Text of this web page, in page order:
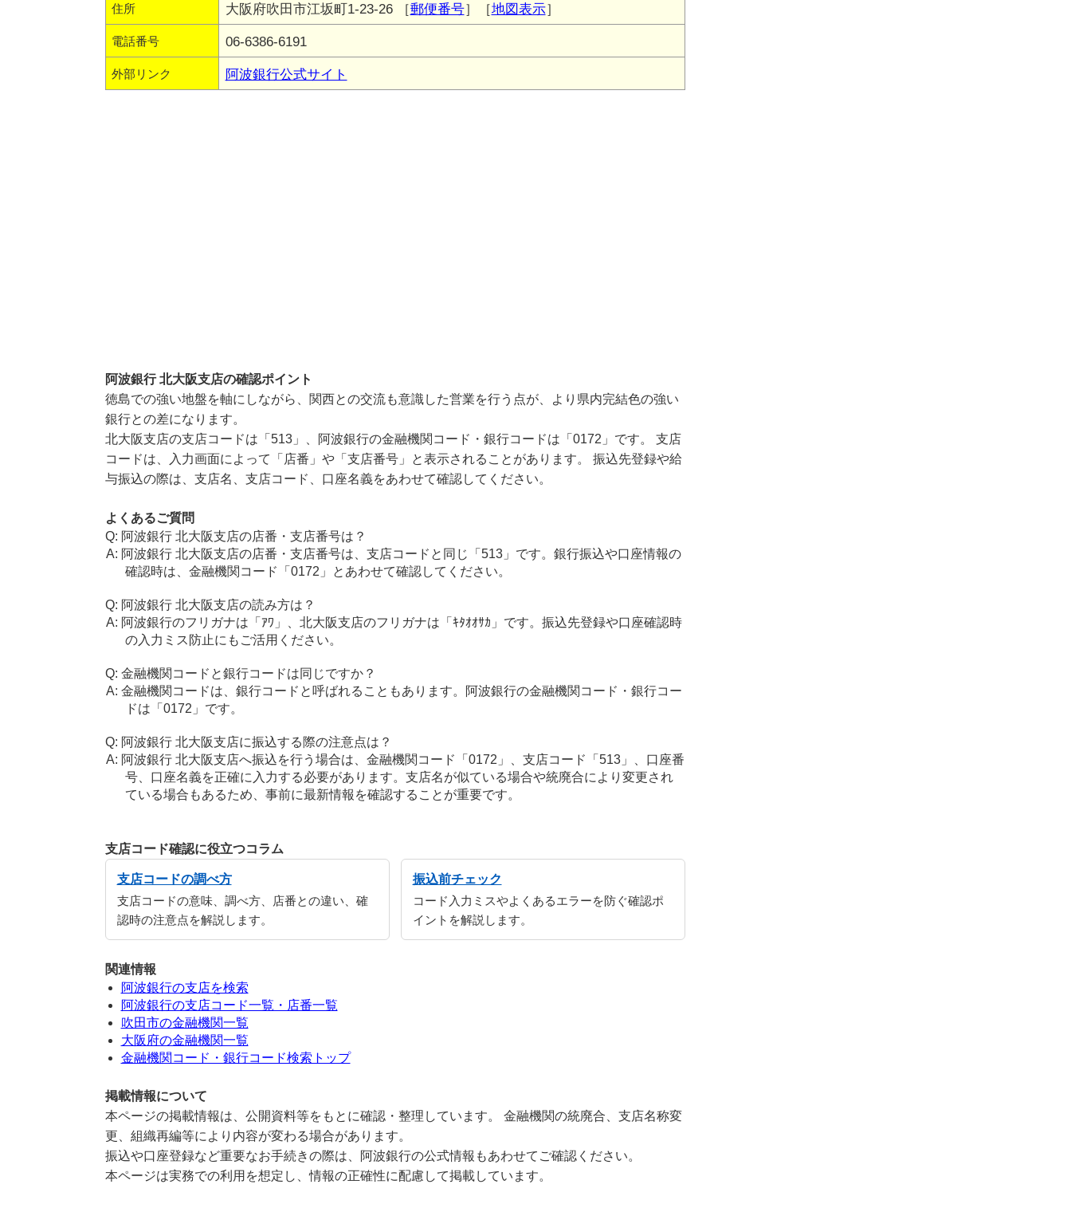
住所 大阪府吹田市江坂町1-23-26 ［郵便番号］［地図表示］
電話番号 06-6386-6191
外部リンク 阿波銀行公式サイト
阿波銀行 北大阪支店の確認ポイント
徳島での強い地盤を軸にしながら、関西との交流も意識した営業を行う点が、より県内完結色の強い
銀行との差になります。
北大阪支店の支店コードは「513」、阿波銀行の金融機関コード・銀行コードは「0172」です。 支店
コードは、入力画面によって「店番」や「支店番号」と表示されることがあります。 振込先登録や給
与振込の際は、支店名、支店コード、口座名義をあわせて確認してください。
よくあるご質問
阿波銀行 北大阪支店の店番・支店番号は？
阿波銀行 北大阪支店の店番・支店番号は、支店コードと同じ「513」です。銀行振込や口座情報の
確認時は、金融機関コード「0172」とあわせて確認してください。
阿波銀行 北大阪支店の読み方は？
阿波銀行のフリガナは「ｱﾜ」、北大阪支店のフリガナは「ｷﾀｵｵｻｶ」です。振込先登録や口座確認時
の入力ミス防止にもご活用ください。
金融機関コードと銀行コードは同じですか？
金融機関コードは、銀行コードと呼ばれることもあります。阿波銀行の金融機関コード・銀行コー
ドは「0172」です。
阿波銀行 北大阪支店に振込する際の注意点は？
阿波銀行 北大阪支店へ振込を行う場合は、金融機関コード「0172」、支店コード「513」、口座番
号、口座名義を正確に入力する必要があります。支店名が似ている場合や統廃合により変更され
ている場合もあるため、事前に最新情報を確認することが重要です。
支店コード確認に役立つコラム
支店コードの調べ方
支店コードの意味、調べ方、店番との違い、確
認時の注意点を解説します。
振込前チェック
コード入力ミスやよくあるエラーを防ぐ確認ポ
イントを解説します。
関連情報
阿波銀行の支店を検索
阿波銀行の支店コード一覧・店番一覧
吹田市の金融機関一覧
大阪府の金融機関一覧
金融機関コード・銀行コード検索トップ
掲載情報について
本ページの掲載情報は、公開資料等をもとに確認・整理しています。 金融機関の統廃合、支店名称変
更、組織再編等により内容が変わる場合があります。
振込や口座登録など重要なお手続きの際は、阿波銀行の公式情報もあわせてご確認ください。
本ページは実務での利用を想定し、情報の正確性に配慮して掲載しています。